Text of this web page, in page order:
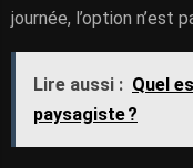
journée, l’option n’est
Lire aussi : Quel
paysagiste ?